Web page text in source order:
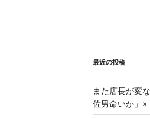
最近の投稿
また店長が変
佐男命いか」×